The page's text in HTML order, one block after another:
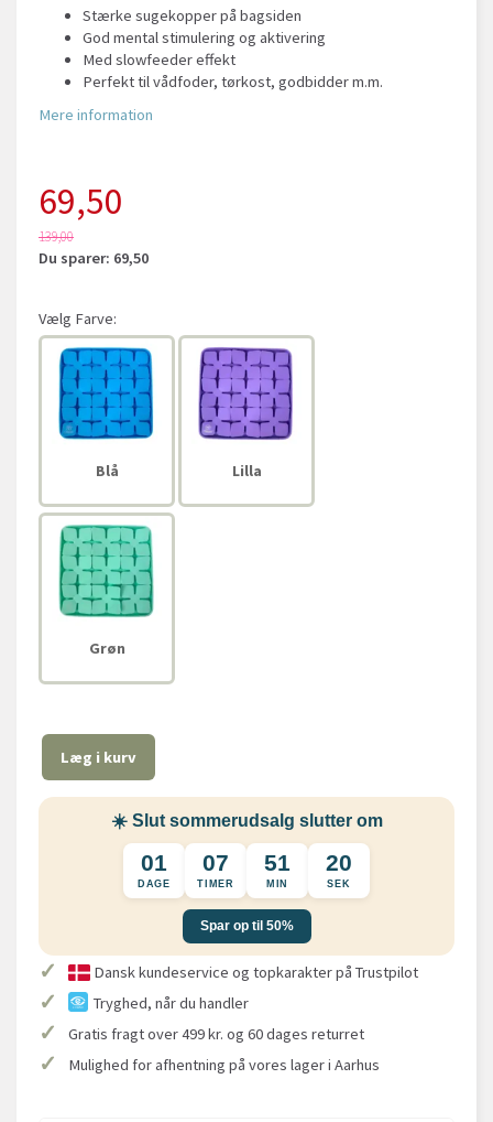
Stærke sugekopper på bagsiden
God mental stimulering og aktivering
Med slowfeeder effekt
Perfekt til vådfoder, tørkost, godbidder m.m.
Mere information
69,50
139,00
Du sparer: 69,50
Vælg Farve:
Blå Lilla
Grøn
Læg i kurv
☀️ Slut sommerudsalg slutter om
01
DAGE
07
TIMER
51
MIN
19
SEK
Spar op til 50%
✓ Dansk kundeservice og topkarakter på Trustpilot
✓ Tryghed, når du handler
✓ Gratis fragt over 499 kr. og 60 dages returret
✓ Mulighed for afhentning på vores lager i Aarhus